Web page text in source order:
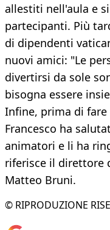
allestiti nell'aula e
partecipanti. Più
di dipendenti
nuovi amici: "Le
divertirsi da sole
bisogna essere
Infine, prima di fare
Francesco ha
animatori e li ha
riferisce il direttore
Matteo Bruni.
© RIPRODUZIONE